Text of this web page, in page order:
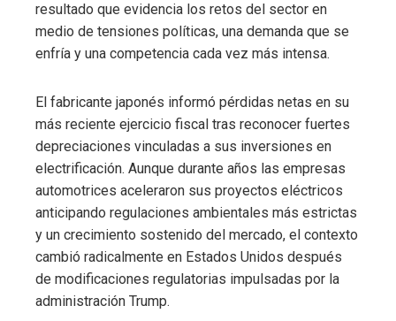
resultado que evidencia los retos del sector en
medio de tensiones políticas, una demanda que se
enfría y una competencia cada vez más intensa.
El fabricante japonés informó pérdidas netas en su
más reciente ejercicio fiscal tras reconocer fuertes
depreciaciones vinculadas a sus inversiones en
electrificación. Aunque durante años las empresas
automotrices aceleraron sus proyectos eléctricos
anticipando regulaciones ambientales más estrictas
y un crecimiento sostenido del mercado, el contexto
cambió radicalmente en Estados Unidos después
de modificaciones regulatorias impulsadas por la
administración Trump.